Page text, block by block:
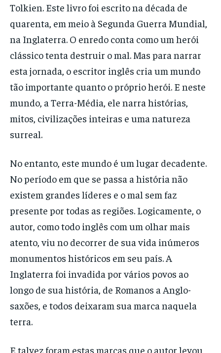
Tolkien. Este livro foi escrito na década de
quarenta, em meio à Segunda Guerra Mundial,
na Inglaterra. O enredo conta como um herói
clássico tenta destruir o mal. Mas para narrar
esta jornada, o escritor inglês cria um mundo
tão importante quanto o próprio herói. E neste
mundo, a Terra-Média, ele narra histórias,
mitos, civilizações inteiras e uma natureza
surreal.
No entanto, este mundo é um lugar decadente.
No período em que se passa a história não
existem grandes líderes e o mal sem faz
presente por todas as regiões. Logicamente, o
autor, como todo inglês com um olhar mais
atento, viu no decorrer de sua vida inúmeros
monumentos históricos em seu país. A
Inglaterra foi invadida por vários povos ao
longo de sua história, de Romanos a Anglo-
saxões, e todos deixaram sua marca naquela
terra.
E talvez foram estas marcas que o autor levou